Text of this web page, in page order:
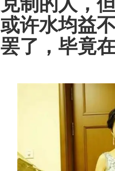
许水均益
了，毕竟